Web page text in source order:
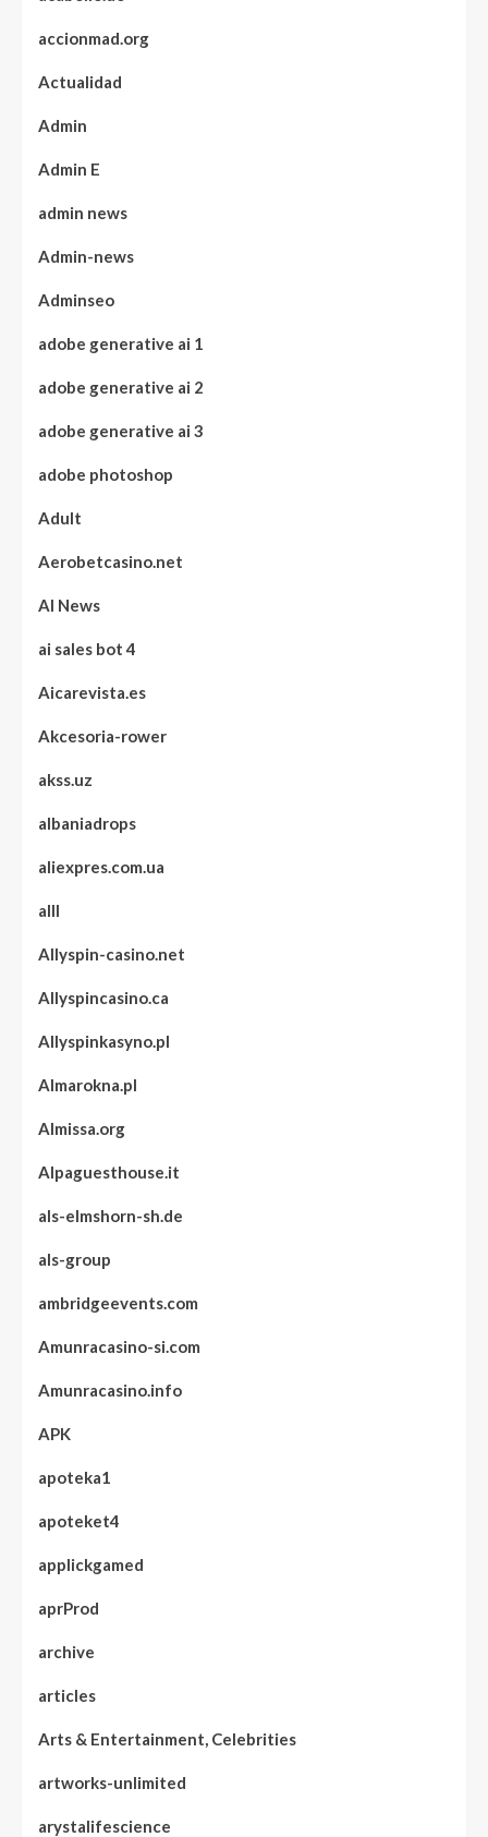
accionmad.org
Actualidad
Admin
Admin E
admin news
Admin-news
Adminseo
adobe generative ai 1
adobe generative ai 2
adobe generative ai 3
adobe photoshop
Adult
Aerobetcasino.net
AI News
ai sales bot 4
Aicarevista.es
Akcesoria-rower
akss.uz
albaniadrops
aliexpres.com.ua
alll
Allyspin-casino.net
Allyspincasino.ca
Allyspinkasyno.pl
Almarokna.pl
Almissa.org
Alpaguesthouse.it
als-elmshorn-sh.de
als-group
ambridgeevents.com
Amunracasino-si.com
Amunracasino.info
APK
apoteka1
apoteket4
applickgamed
aprProd
archive
articles
Arts & Entertainment, Celebrities
artworks-unlimited
arystalifescience